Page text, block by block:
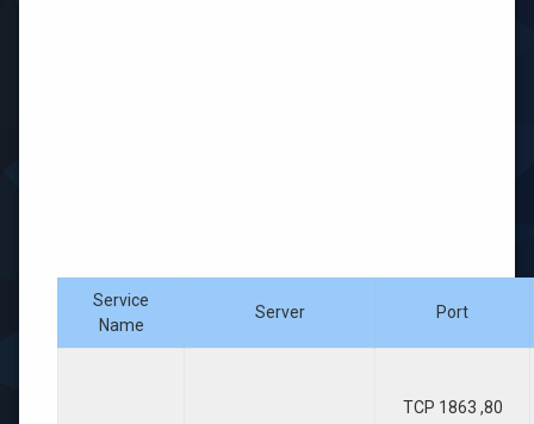
Service
Name
Server Port
TCP 1863 ,80